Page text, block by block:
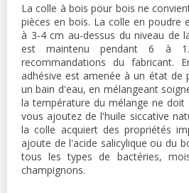
La colle à bois pour bois ne
pièces en bois. La colle en poudre
à 3-4 cm au-dessus du niveau de
est maintenu pendant 6 à
recommandations du fabricant.
adhésive est amenée à un état de
un bain d'eau, en mélangeant
la température du mélange ne doit
vous ajoutez de l'huile siccative
la colle acquiert des propriétés
ajoute de l'acide salicylique ou du
tous les types de bactéries,
champignons.